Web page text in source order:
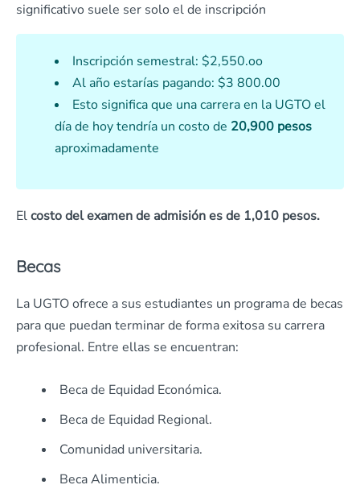
significativo suele ser solo el de inscripción
Inscripción semestral: $2,550.oo
Al año estarías pagando: $3 800.00
Esto significa que una carrera en la UGTO el
día de hoy tendría un costo de 20,900 pesos
aproximadamente
Elcosto del examen de admisión es de 1,010 pesos.
Becas
La UGTO ofrece a sus estudiantes un programa de becas
para que puedan terminar de forma exitosa su carrera
profesional. Entre ellas se encuentran:
Beca de Equidad Económica.
Beca de Equidad Regional.
Comunidad universitaria.
Beca Alimenticia.